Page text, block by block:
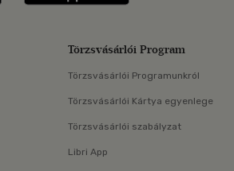
Törzsvásárlói Program
Törzsvásárlói Programunkról
Törzsvásárlói Kártya egyenlege
Törzsvásárlói szabályzat
Libri App